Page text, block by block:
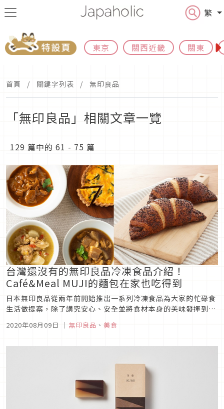
繁
東京 關西近畿 關東
首頁 關鍵字列表 無印良品
「無印良品」相關文章一覽
129 篇中的 61 - 75 篇
台灣還沒有的無印良品冷凍食品介紹！
Café&Meal MUJI的麵包在家也吃得到
日本無印良品從兩年前開始推出一系列冷凍食品為大家的忙碌食
生活做提案，除了講究安心、安全並將食材本身的美味發揮到最
可說是應有盡有，招牌的簡約包裝存放在冷凍庫看起來也格外舒
2020年08月09日 ｜ 無印良品 、 美食